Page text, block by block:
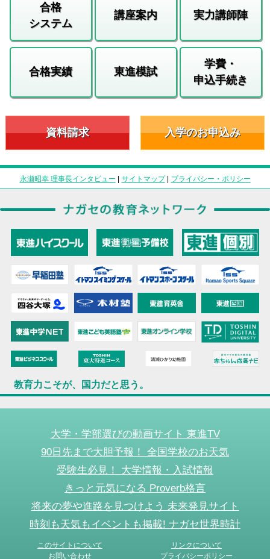
合格
システム
講座案内 実力講師陣
合格実績 東進模試
学費・
申込手続き
資料請求 入学のお申込み
永瀬昭幸 理事長インタビュー | サイトマップ| プライバシー・ポリシー
教育力こそが、国力だと思う。
大学・学部選びの動画サイト 東進TV
90日先まで大胆予報！ 全国学校のお天気
受験生必見！ 大学情報・入試情報
きっと元気になる Proverb格言
将来の夢や進路を見つけよう 未来発見サイト
時刻も天気もイベントも掲載! ナガセ世界時計
このサイトについて
リンクについて
お問い合わせ
プライバシーポリシー